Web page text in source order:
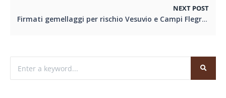
NEXT POST
Firmati gemellaggi per rischio Vesuvio e Campi Flegrei